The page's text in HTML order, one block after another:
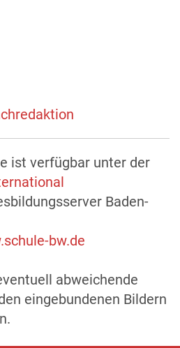
ist verfügbar unter der
Baden-
bw.de
abweichende
eingebundenen Bildern